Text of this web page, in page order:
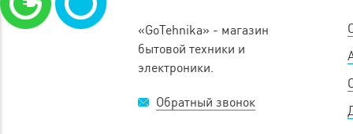
«GoTehnika» - магазин
бытовой техники и
электроники.
Обратный звонок